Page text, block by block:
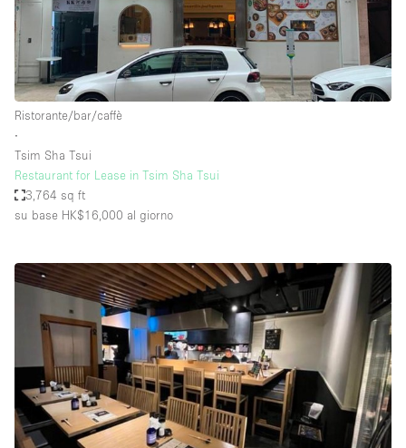
Ristorante/bar/caffè
∙
Tsim Sha Tsui
Restaurant for Lease in Tsim Sha Tsui
3,764 sq ft
su base HK$16,000 al giorno